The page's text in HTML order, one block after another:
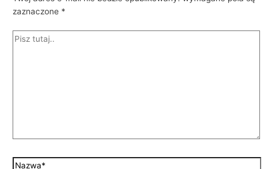
zaznaczone *